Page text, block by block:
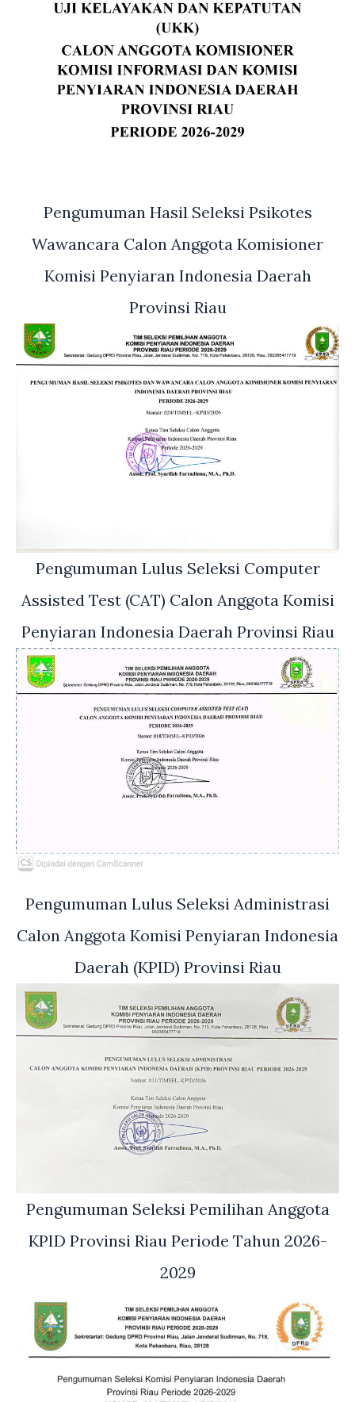
Pengumuman Hasil Seleksi Psikotes
Wawancara Calon Anggota Komisioner
Komisi Penyiaran Indonesia Daerah
Provinsi Riau
Pengumuman Lulus Seleksi Computer
Assisted Test (CAT) Calon Anggota Komisi
Penyiaran Indonesia Daerah Provinsi Riau
Pengumuman Lulus Seleksi Administrasi
Calon Anggota Komisi Penyiaran Indonesia
Daerah (KPID) Provinsi Riau
Pengumuman Seleksi Pemilihan Anggota
KPID Provinsi Riau Periode Tahun 2026-
2029